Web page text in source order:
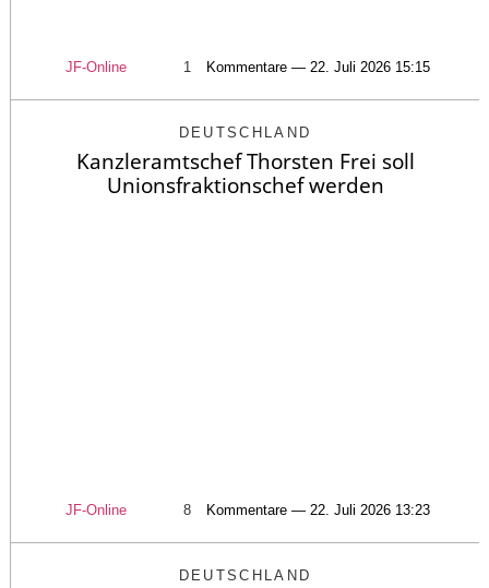
JF-Online 1 Kommentare — 22. Juli 2026 15:15
DEUTSCHLAND
Kanzleramtschef Thorsten Frei soll
Unionsfraktionschef werden
JF-Online 8 Kommentare — 22. Juli 2026 13:23
DEUTSCHLAND